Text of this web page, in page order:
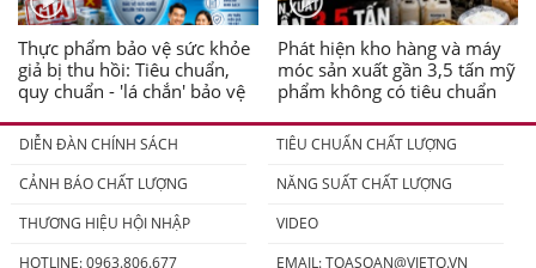
Thực phẩm bảo vệ sức khỏe
giả bị thu hồi: Tiêu chuẩn,
quy chuẩn - 'lá chắn' bảo vệ
Phát hiện kho hàng và máy
móc sản xuất gần 3,5 tấn mỹ
phẩm không có tiêu chuẩn
DIỄN ĐÀN CHÍNH SÁCH
TIÊU CHUẨN CHẤT LƯỢNG
CẢNH BÁO CHẤT LƯỢNG
NĂNG SUẤT CHẤT LƯỢNG
THƯƠNG HIỆU HỘI NHẬP
VIDEO
HOTLINE: 0963.806.677
EMAIL:TOASOAN@VIETQ.VN